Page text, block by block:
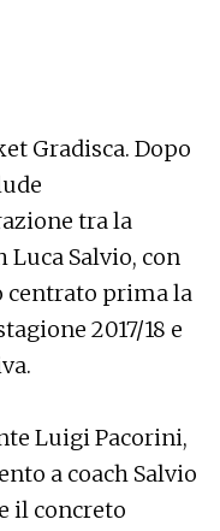
Gradisca. Dopo
tra la
Luca Salvio, con
centrato prima la
2017/18 e
Luigi Pacorini,
a coach Salvio
il concreto